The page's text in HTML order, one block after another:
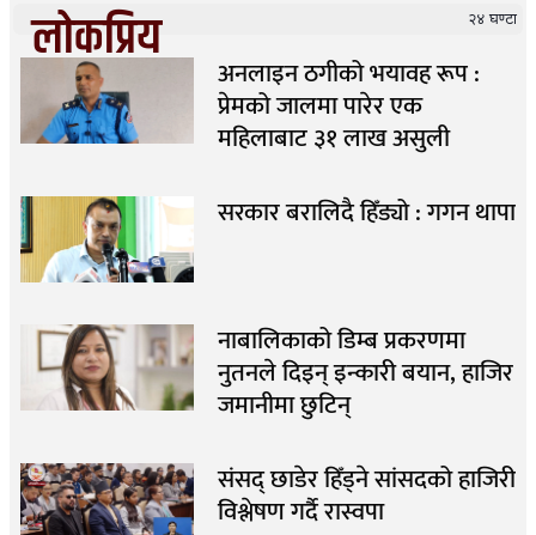
लोकप्रिय २४ घण्टा
अनलाइन ठगीको भयावह रूप :
प्रेमको जालमा पारेर एक
महिलाबाट ३१ लाख असुली
सरकार बरालिदै हिँड्यो : गगन थापा
नाबालिकाको डिम्ब प्रकरणमा
नुतनले दिइन् इन्कारी बयान, हाजिर
जमानीमा छुटिन्
संसद् छाडेर हिँड्ने सांसदको हाजिरी
विश्लेषण गर्दै रास्वपा